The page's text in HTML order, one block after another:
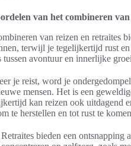
van het combineren
van reizen en retraites
terwijl je tegelijkertijd rust
tussen avontuur en innerlijke
je reist, word je
mensen. Het is een
kan reizen ook uitdagend
te herstellen en tot rust te
Retraites bieden een ontsnapping